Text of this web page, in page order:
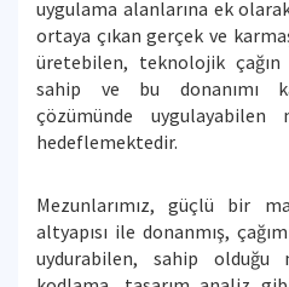
uygulama alanlarına ek
ortaya çıkan gerçek ve
üretebilen, teknolojik çağın
sahip ve bu donanımı
çözümünde uygulayabilen
hedeflemektedir.
Mezunlarımız, güçlü bir
altyapısı ile donanmış,
uydurabilen, sahip olduğu